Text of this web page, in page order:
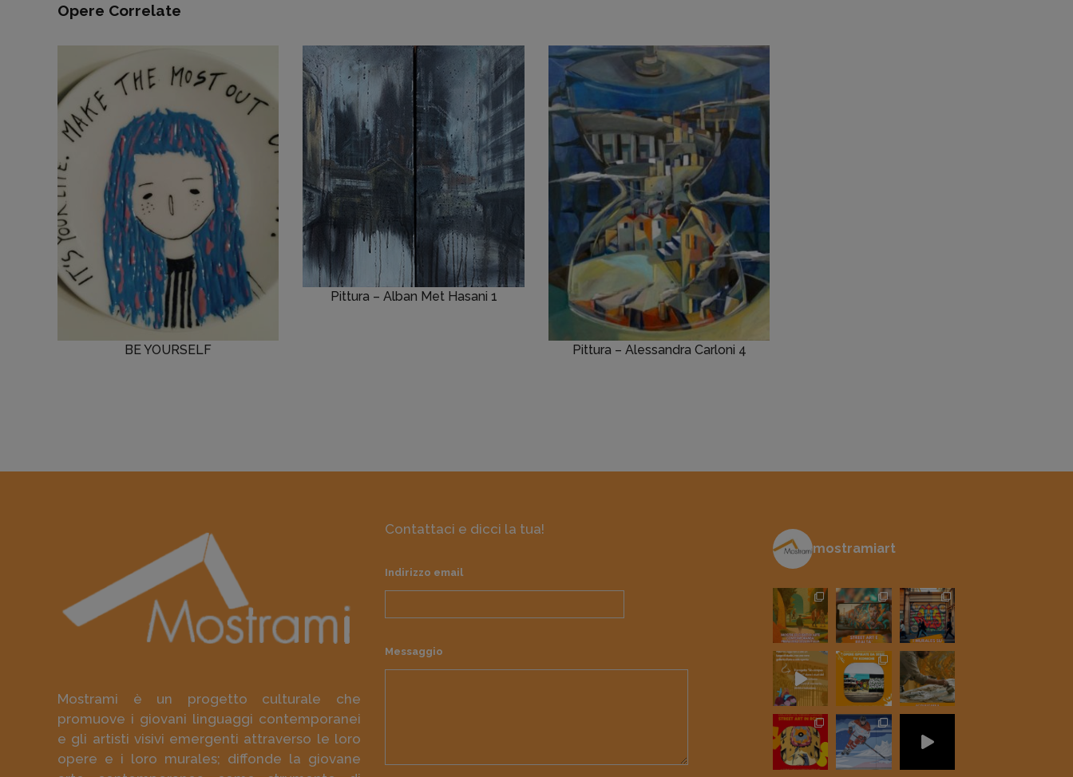
Opere Correlate
BE YOURSELF
Pittura – Alban Met Hasani 1
Pittura – Alessandra Carloni 4
Mostrami è un progetto culturale che
promuove i giovani linguaggi contemporanei
e gli artisti visivi emergenti attraverso le loro
opere e i loro murales; diffonde la giovane
Contattaci e dicci la tua!
Indirizzo email
Messaggio
mostramiart